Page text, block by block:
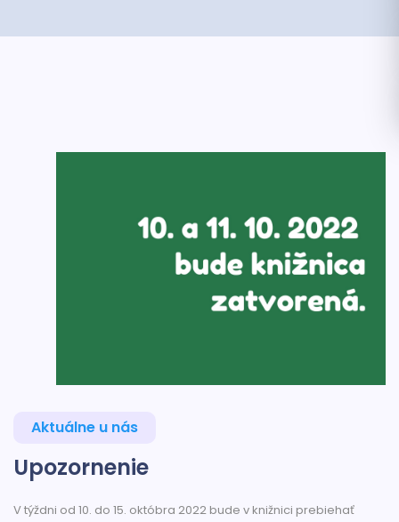
Aktuálne u nás
Upozornenie
V týždni od 10. do 15. októbra 2022 bude v knižnici prebiehať